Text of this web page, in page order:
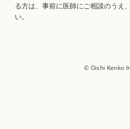
る方は、事前に医師にご相談のうえ
い。
© Oishi Kenko